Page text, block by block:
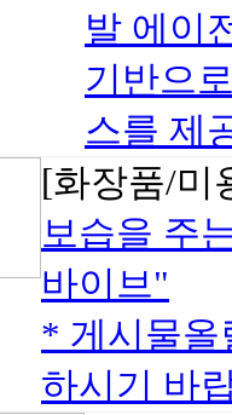
발 에이
기반으
스를 제
[화장품/미
보습을 주
바이브"
* 게시물올
하시기 바